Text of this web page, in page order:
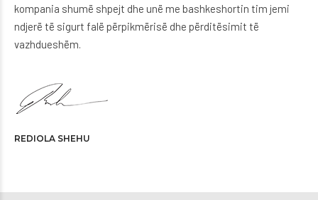
kompania shumë shpejt dhe unë me bashkeshortin tim jemi
ndjerë të sigurt falë përpikmërisë dhe përditësimit të
vazhdueshëm.
REDIOLA SHEHU